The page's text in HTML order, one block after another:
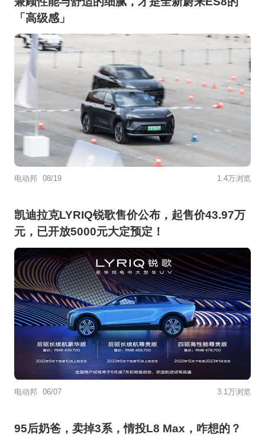
「高级感」
电动邦 08/19 1.4万浏览
凯迪拉克LYRIQ锐歌售价公布，起售价43.97万
元，已开放5000元大定预定！
电动邦 06/07 3.1万浏览
95后奶爸，卖掉3系，情投L8 Max，咋想的？